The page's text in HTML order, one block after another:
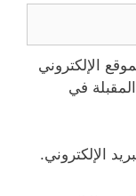
الإلكتروني
في
الإلكتروني.